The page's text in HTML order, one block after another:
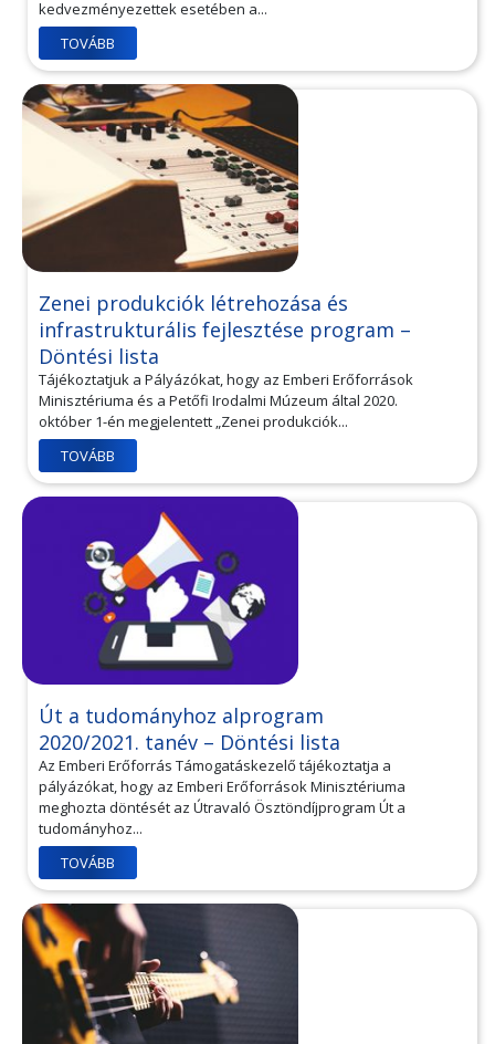
kedvezményezettek esetében a...
TOVÁBB
Zenei produkciók létrehozása és
infrastrukturális fejlesztése program –
Döntési lista
Tájékoztatjuk a Pályázókat, hogy az Emberi Erőforrások
Minisztériuma és a Petőfi Irodalmi Múzeum által 2020.
október 1-én megjelentett „Zenei produkciók...
TOVÁBB
Út a tudományhoz alprogram
2020/2021. tanév – Döntési lista
Az Emberi Erőforrás Támogatáskezelő tájékoztatja a
pályázókat, hogy az Emberi Erőforrások Minisztériuma
meghozta döntését az Útravaló Ösztöndíjprogram Út a
tudományhoz...
TOVÁBB